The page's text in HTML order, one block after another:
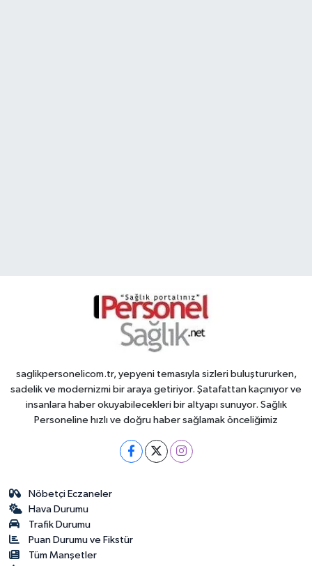
saglikpersonelicom.tr, yepyeni temasıyla sizleri buluştururken,
sadelik ve modernizmi bir araya getiriyor. Şatafattan kaçınıyor ve
insanlara haber okuyabilecekleri bir altyapı sunuyor. Sağlık
Personeline hızlı ve doğru haber sağlamak önceliğimiz
Nöbetçi Eczaneler
Hava Durumu
Trafik Durumu
Puan Durumu ve Fikstür
Tüm Manşetler